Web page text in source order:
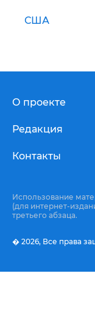
США
О проекте
Редакция
Контакты
Использование
(для интернет-
третьего абзаца.
� 2026, Все права